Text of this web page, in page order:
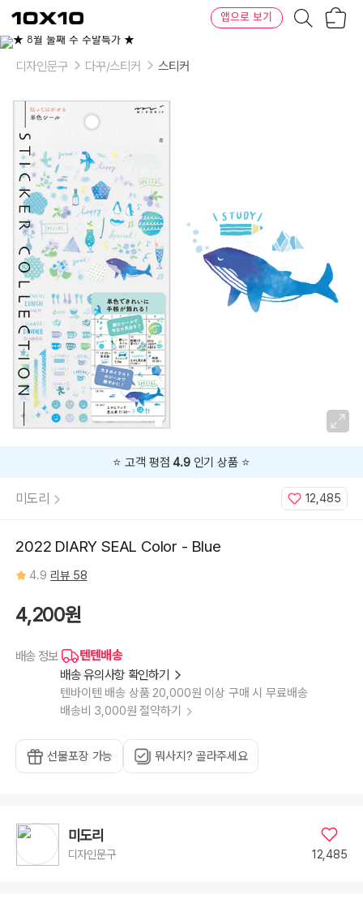
텐
바
텐
앱으로 보기
디자인문구 다꾸/스티커 스티커
⭐️ 고객 평점4.9인기 상품 ⭐️
미도리 12,485
2022 DIARY SEAL Color - Blue
4.9 리뷰 58
4,200원
배송 정보
텐텐배송
배송 유의사항 확인하기
텐바이텐 배송 상품 20,000원 이상 구매 시 무료배송
배송비 3,000원 절약하기
선물포장 가능 뭐사지? 골라주세요
미도리
디자인문구 12,485